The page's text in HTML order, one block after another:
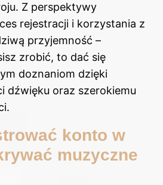
Z perspektywy
rejestracji i korzystania z
przyjemność –
zrobić, to dać się
doznaniom dzięki
dźwięku oraz szerokiemu
konto w
muzyczne